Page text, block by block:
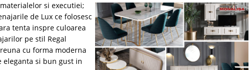
si executiei;
de Lux ce folosesc
tenta inspre culoarea
pe stil Regal
cu forma moderna
si bun gust in